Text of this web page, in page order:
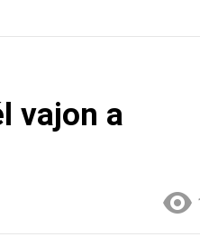
vajon a